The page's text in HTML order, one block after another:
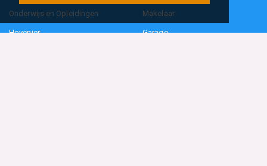
Onderwijs en Opleidingen Makelaar
Hovenier Garage